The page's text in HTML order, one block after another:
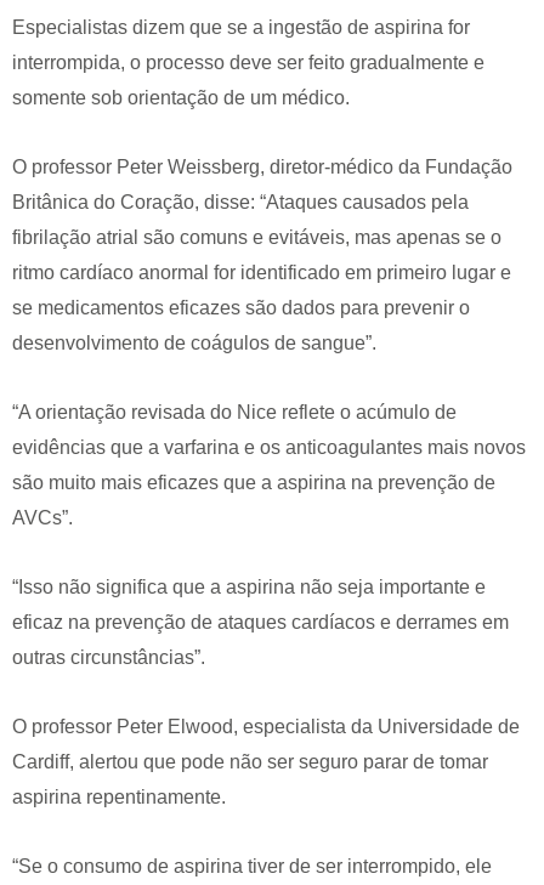
Especialistas dizem que se a ingestão de aspirina for
interrompida, o processo deve ser feito gradualmente e
somente sob orientação de um médico.
O professor Peter Weissberg, diretor-médico da Fundação
Britânica do Coração, disse: “Ataques causados pela
fibrilação atrial são comuns e evitáveis, mas apenas se o
ritmo cardíaco anormal for identificado em primeiro lugar e
se medicamentos eficazes são dados para prevenir o
desenvolvimento de coágulos de sangue”.
“A orientação revisada do Nice reflete o acúmulo de
evidências que a varfarina e os anticoagulantes mais novos
são muito mais eficazes que a aspirina na prevenção de
AVCs”.
“Isso não significa que a aspirina não seja importante e
eficaz na prevenção de ataques cardíacos e derrames em
outras circunstâncias”.
O professor Peter Elwood, especialista da Universidade de
Cardiff, alertou que pode não ser seguro parar de tomar
aspirina repentinamente.
“Se o consumo de aspirina tiver de ser interrompido, ele